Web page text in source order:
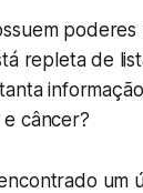
repleta de
câncer?
um